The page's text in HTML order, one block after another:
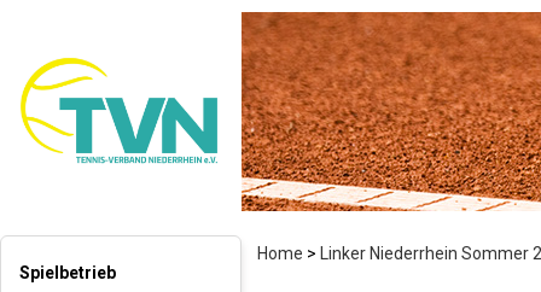
Home >
Linker Niederrhein Sommer
Spielbetrieb